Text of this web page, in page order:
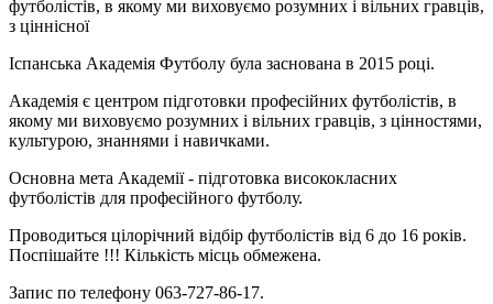
футболістів, в якому ми виховуємо розумних і вільних гравців,
з ціннісної
Іспанська Академія Футболу була заснована в 2015 році.
Академія є центром підготовки професійних футболістів, в
якому ми виховуємо розумних і вільних гравців, з цінностями,
культурою, знаннями і навичками.
Основна мета Академії - підготовка висококласних
футболістів для професійного футболу.
Проводиться цілорічний відбір футболістів від 6 до 16 років.
Поспішайте !!! Кількість місць обмежена.
Запис по телефону 063-727-86-17.